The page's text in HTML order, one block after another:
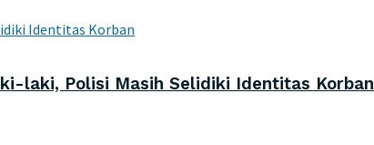
laki, Polisi Masih Selidiki Identitas Korban